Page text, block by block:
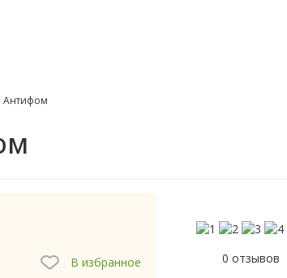
Антифом
В избранное
0 отзывов